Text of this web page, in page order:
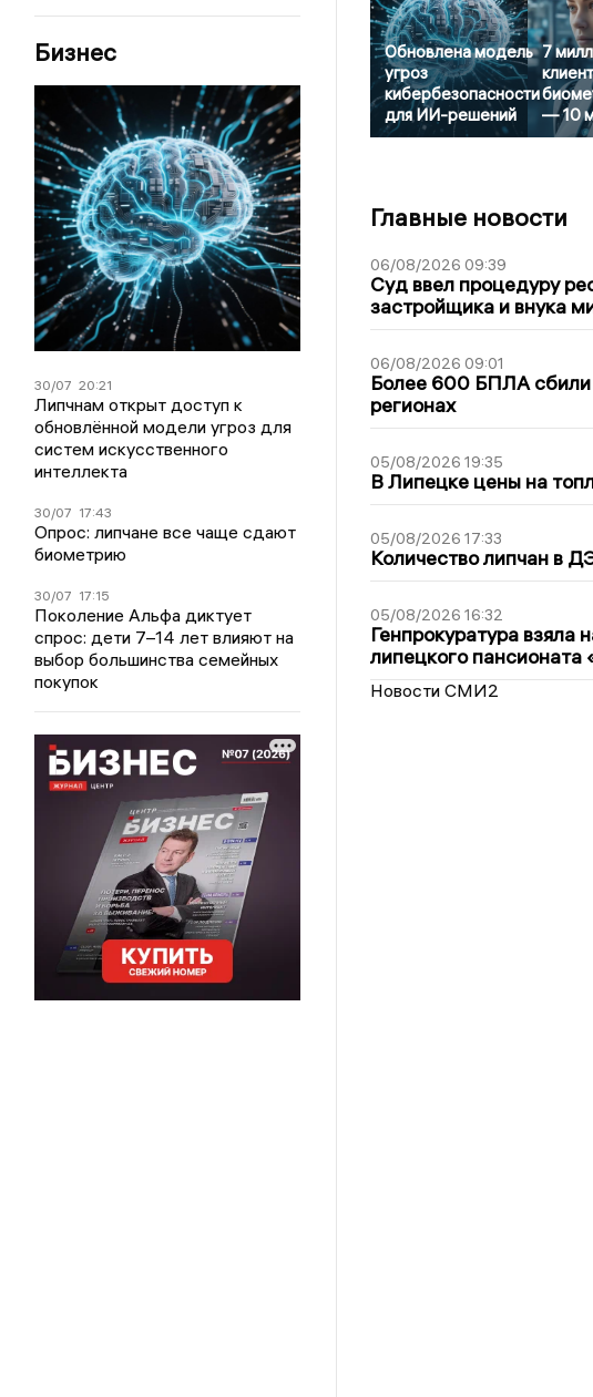
Бизнес
30/07 20:21
Липчнам открыт доступ к
обновлённой модели угроз для
систем искусственного
интеллекта
30/07 17:43
Опрос: липчане все чаще сдают
биометрию
30/07 17:15
Поколение Альфа диктует
спрос: дети 7–14 лет влияют на
выбор большинства семейных
покупок
Обновлена модель
угроз
кибербезопасности
для ИИ-решений
7
— 10
Главные новости
06/08/2026 09:39
Суд ввел процедуру
застройщика и внука
06/08/2026 09:01
Более 600 БПЛА сбили
регионах
05/08/2026 19:35
В Липецке цены на
05/08/2026 17:33
Количество липчан в
05/08/2026 16:32
Генпрокуратура взяла
липецкого пансионата
Новости СМИ2